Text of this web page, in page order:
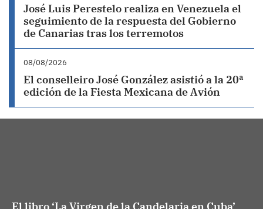
José Luis Perestelo realiza en Venezuela el
seguimiento de la respuesta del Gobierno
de Canarias tras los terremotos
08/08/2026
El conselleiro José González asistió a la 20ª
edición de la Fiesta Mexicana de Avión